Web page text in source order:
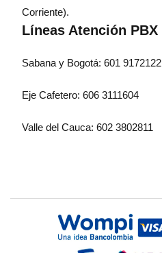
Corriente).
Líneas Atención PBX
Sabana y Bogotá: 601 9172122
Eje Cafetero: 606 3111604
Valle del Cauca: 602 3802811